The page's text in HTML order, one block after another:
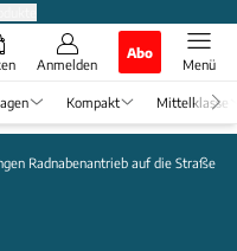
Anmelden
Abo
Menü
Kompakt Mittelklasse
Radnabenantrieb auf die Straße